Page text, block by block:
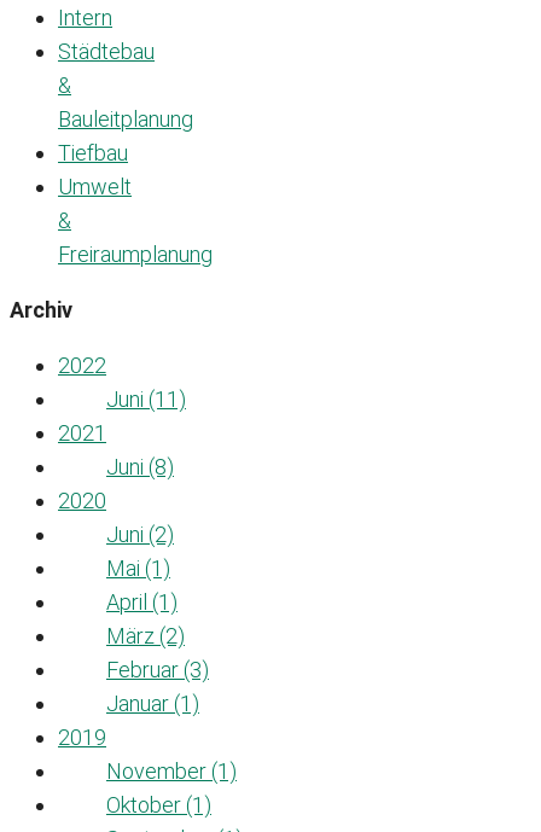
Intern
Städtebau
&
Bauleitplanung
Tiefbau
Umwelt
&
Freiraumplanung
Archiv
2022
Juni (11)
2021
Juni (8)
2020
Juni (2)
Mai (1)
April (1)
März (2)
Februar (3)
Januar (1)
2019
November (1)
Oktober (1)